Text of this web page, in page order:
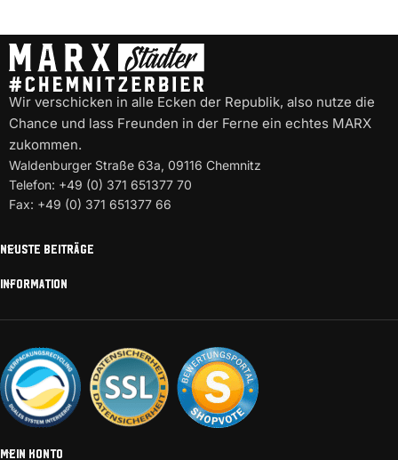
Wir verschicken in alle Ecken der Republik, also nutze die
Chance und lass Freunden in der Ferne ein echtes MARX
zukommen.
Waldenburger Straße 63a, 09116 Chemnitz
Telefon: +49 (0) 371 651377 70
Fax: +49 (0) 371 651377 66
NEUSTE BEITRÄGE
INFORMATION
MEIN KONTO